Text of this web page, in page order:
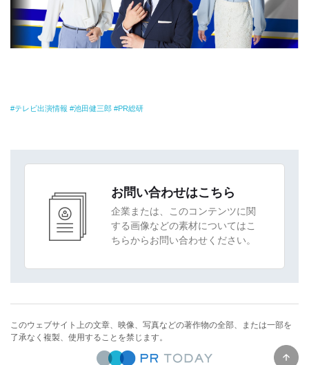
テレビ出演情報 池田健三郎 PR総研
お問い合わせはこちら
企業または、このコンテンツに関
する画像などの素材についてはこ
ちらからお問い合わせください。
このウェブサイト上の文章、映像、写真などの著作物の全部、または一部を
了承なく複製、使用することを禁じます。